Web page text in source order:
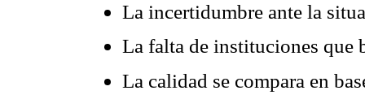
La incertidumbre ante la
La falta de instituciones que
La calidad se compara en